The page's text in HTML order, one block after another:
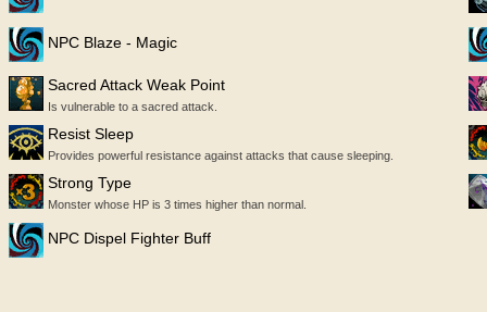
NPC Blaze - Magic
Sacred Attack Weak Point
Is vulnerable to a sacred attack.
Resist Sleep
Provides powerful resistance against attacks that cause sleeping.
Strong Type
Monster whose HP is 3 times higher than normal.
NPC Dispel Fighter Buff